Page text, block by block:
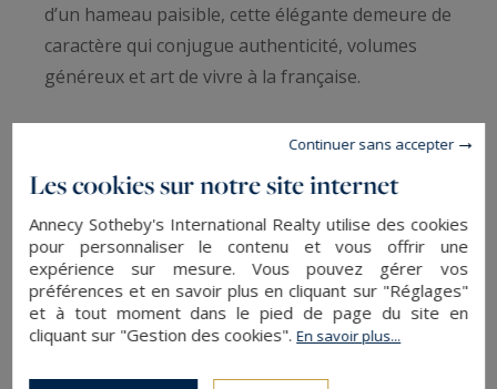
d’un hameau paisible, cette élégante demeure de
caractère qui conjugue authenticité, volumes
généreux et art de vivre à la française.
Développant 184,61 m² habitables (224,57 m²
utiles), la maison principale séduit dès l’entrée
par son atmosphère chaleureuse et son cachet
intemporel.
Le rez-de-chaussée dévoile une vaste entrée,
une cuisine contemporaine neuve, entièrement
aménagée et équipée avec des prestations de
Les cookies sur notre site internet
Annecy Sotheby's International Realty utilise des cookies
pour personnaliser le contenu et vous offrir une
expérience sur mesure. Vous pouvez gérer vos
préférences et en savoir plus en cliquant sur "Réglages"
et à tout moment dans le pied de page du site en
cliquant sur "Gestion des cookies".En savoir plus...
Continuer sans accepter